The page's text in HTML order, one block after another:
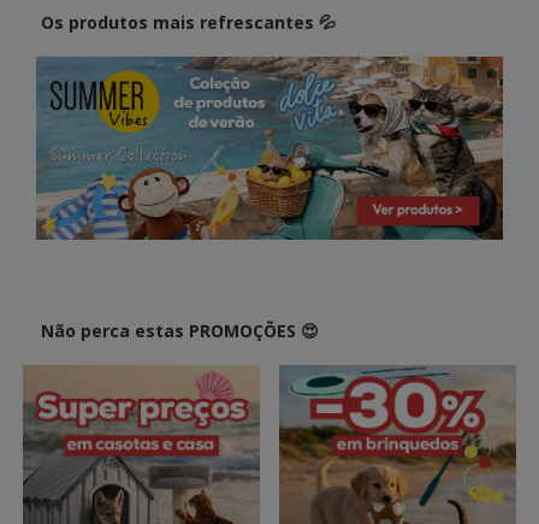
Os produtos mais refrescantes 💦
Não perca estas PROMOÇÕES 😍